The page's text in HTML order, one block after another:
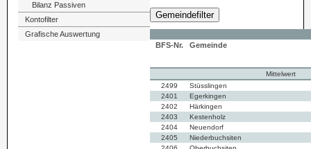
Bilanz Passiven
Kontofilter
Grafische Auswertung
Gemeindefilter
BFS-Nr. Gemeinde
Mittelwert
2499
Stüsslingen
2401
Egerkingen
2402
Härkingen
2403
Kestenholz
2404
Neuendorf
2405
Niederbuchsiten